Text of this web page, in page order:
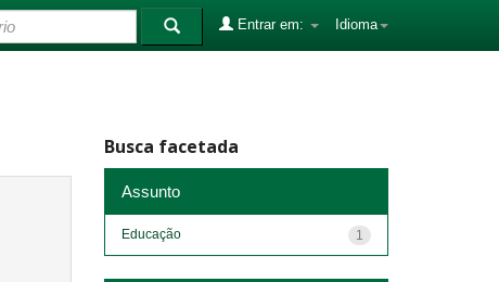
Idioma
Entrar em:
Busca facetada
Assunto
1
Educação